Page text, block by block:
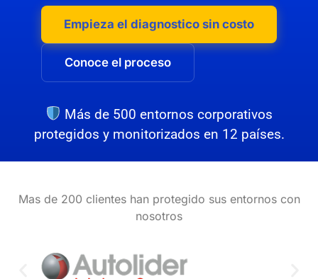
Empieza el diagnostico sin costo
Conoce el proceso
Más de 500 entornos corporativos
protegidos y monitorizados en 12 países.
Mas de 200 clientes han protegido sus entornos con
nosotros